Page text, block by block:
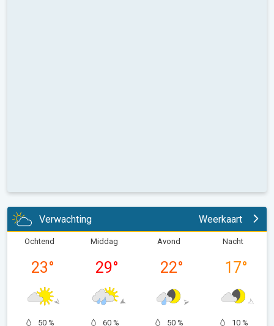
Verwachting Weerkaart
Ochtend
23°
50 %
Middag
29°
60 %
Avond
22°
50 %
Nacht
17°
10 %